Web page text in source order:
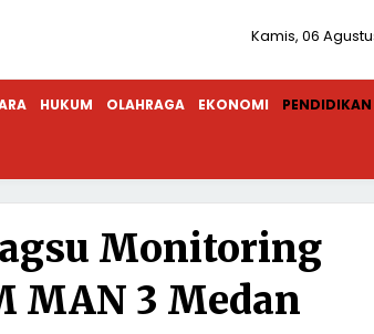
Kamis, 06
HUKUM OLAHRAGA EKONOMI PENDIDIKAN
Monitoring
MAN 3 Medan